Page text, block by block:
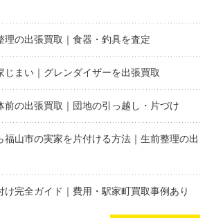
理の出張買取｜食器・釣具を査定
じまい｜グレンダイザーを出張買取
前の出張買取｜団地の引っ越し・片づけ
福山市の実家を片付ける方法｜生前整理の出
け完全ガイド｜費用・駅家町買取事例あり